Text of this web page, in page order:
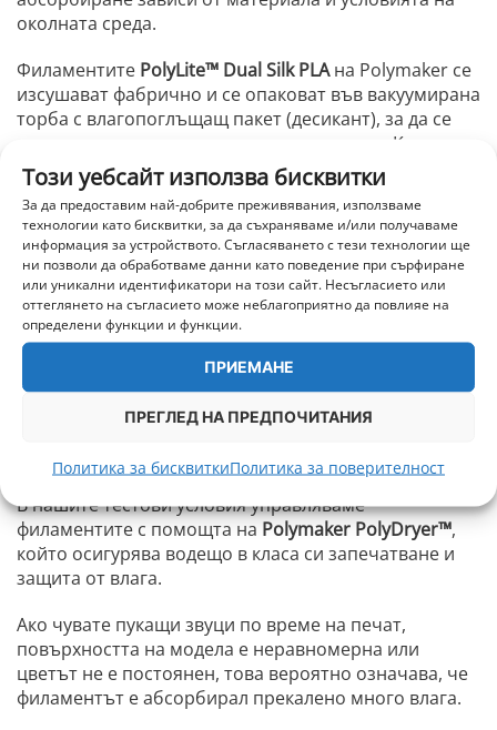
Този уебсайт използва бисквитки
За да предоставим най-добрите преживявания, използваме
технологии като бисквитки, за да съхраняваме и/или получаваме
информация за устройството. Съгласяването с тези технологии ще
ни позволи да обработваме данни като поведение при сърфиране
или уникални идентификатори на този сайт. Несъгласието или
оттеглянето на съгласието може неблагоприятно да повлияе на
определени функции и функции.
ПРИЕМАНЕ
ПРЕГЛЕД НА ПРЕДПОЧИТАНИЯ
Политика за бисквиткиПолитика за поверителност
околната среда.
Филаментите PolyLite™ Dual Silk PLAна Polymaker се
изсушават фабрично и се опаковат във вакуумирана
торба с влагопоглъщащ пакет (десикант), за да се
гарантира максимално качество на печат. Когато не
се използва, филаментът трябва да се съхранява
далеч от пряка слънчева светлина и запечатан в
оригиналната презатваряща се опаковка.
Въпреки че филаментите могат да бъдат
изсушавани, честото сушене ускорява процеса на
стареене на пластмасата и с времето може да я
направи по-чуплива. Най-доброто решение е да се
предотврати абсорбирането на влага още от
самото начало. За дългосрочно съхранение силно
препоръчваме използването на херметически
затворен контейнер със сух десикант, който
поддържа относителна влажност между
В нашите тестови условия управляваме
филаментите с помощта на Polymaker PolyDryer™,
който осигурява водещо в класа си запечатване и
защита от влага.
Ако чувате пукащи звуци по време на печат,
повърхността на модела е неравномерна или
цветът не е постоянен, това вероятно означава, че
филаментът е абсорбирал прекалено много влага.